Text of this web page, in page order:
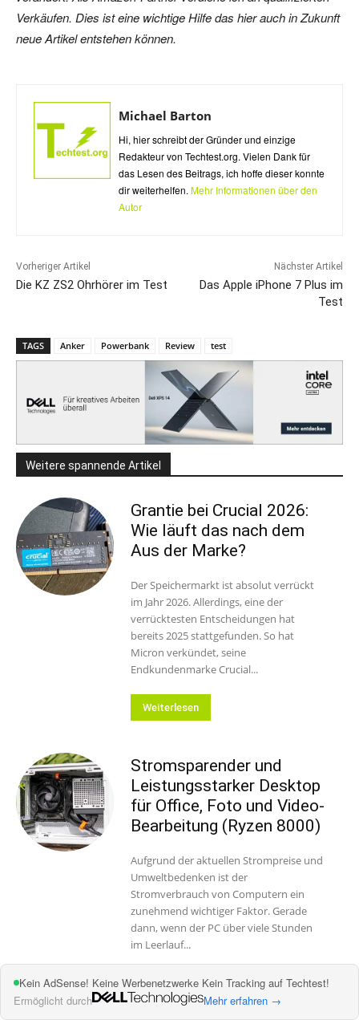
Verkäufen. Dies ist eine wichtige Hilfe das hier auch in Zukunft
neue Artikel entstehen können.
Michael Barton
Hi, hier schreibt der Gründer und einzige
Redakteur von Techtest.org. Vielen Dank für
das Lesen des Beitrags, ich hoffe dieser konnte
dir weiterhelfen. Mehr Informationen über den
Autor
Vorheriger Artikel
Die KZ ZS2 Ohrhörer im Test
Nächster Artikel
Das Apple iPhone 7 Plus im
Test
TAGS Anker Powerbank Review test
Weitere spannende Artikel
Grantie bei Crucial 2026:
Wie läuft das nach dem
Aus der Marke?
Der Speichermarkt ist absolut verrückt
im Jahr 2026. Allerdings, eine der
verrücktesten Entscheidungen hat
bereits 2025 stattgefunden. So hat
Micron verkündet, seine
Endkundenmarke Crucial...
Weiterlesen
Stromsparender und
Leistungsstarker Desktop
für Office, Foto und Video-
Bearbeitung (Ryzen 8000)
Aufgrund der aktuellen Strompreise und
Umweltbedenken ist der
Stromverbrauch von Computern ein
zunehmend wichtiger Faktor. Gerade
dann, wenn der PC über viele Stunden
im Leerlauf...
Weiterlesen
Kein AdSense! Keine Werbenetzwerke Kein Tracking auf Techtest!
Ermöglicht durch
Mehr erfahren →